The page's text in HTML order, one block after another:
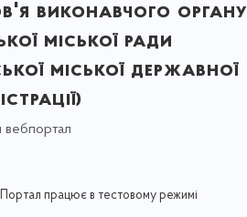
виконавчого органу
міської ради
міської державної
вебпортал
Портал працює в тестовому режимі